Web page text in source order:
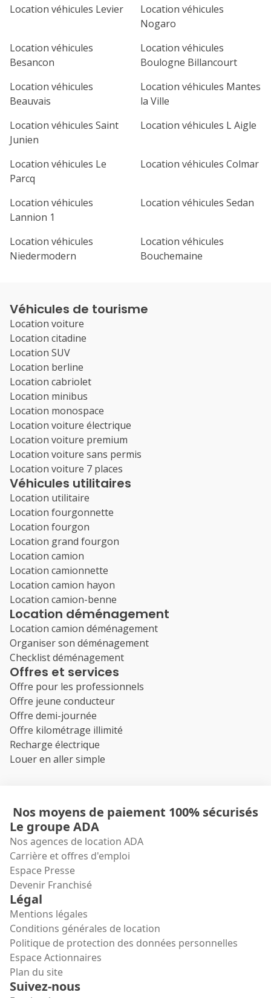
21 22 23 24
Location véhicules Levier
Location véhicules
Nogaro
Location véhicules
Besancon
Location véhicules
Boulogne Billancourt
Location véhicules
Beauvais
Location véhicules Mantes
la Ville
Location véhicules Saint
Junien
Location véhicules L Aigle
Location véhicules Le
Parcq
Location véhicules Colmar
Location véhicules
Lannion 1
Location véhicules Sedan
Location véhicules
Niedermodern
Location véhicules
Bouchemaine
Véhicules de tourisme
Location voiture
Location citadine
Location SUV
Location berline
Location cabriolet
Location minibus
Location monospace
Location voiture électrique
Location voiture premium
Location voiture sans permis
Location voiture 7 places
Véhicules utilitaires
Location utilitaire
Location fourgonnette
Location fourgon
Location grand fourgon
Location camion
Location camionnette
Location camion hayon
Location camion-benne
Location déménagement
Location camion déménagement
Organiser son déménagement
Checklist déménagement
Offres et services
Offre pour les professionnels
Offre jeune conducteur
Offre demi-journée
Offre kilométrage illimité
Recharge électrique
Louer en aller simple
Nos moyens de paiement 100% sécurisés
Le groupe ADA
Nos agences de location ADA
Carrière et offres d'emploi
Espace Presse
Devenir Franchisé
Légal
Mentions légales
Conditions générales de location
Politique de protection des données personnelles
Espace Actionnaires
Plan du site
Suivez-nous